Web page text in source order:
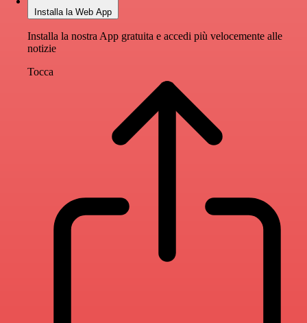
Installa la Web App
Installa la nostra App gratuita e accedi più velocemente alle
notizie
Tocca